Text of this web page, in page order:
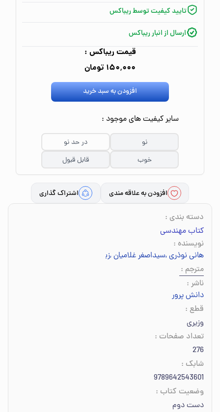
تایید کیفیت توسط ریباکس
ارسال از انبار ریباکس
قیمت ریباکس :
۱۵۰٬۰۰۰ تومان
افزودن به سبد خرید
سایر کیفیت های موجود :
نو
در حد نو
خوب
قابل قبول
افزودن به علاقه مندی اشتراک گذاری
دسته بندی :
کتاب مهندسی
نویسنده :
هانی نوذری,سیداصغر غلامیان,زینب محمودجانلو
مترجم :
ناشر :
دانش پرور
قطع :
وزیری
تعداد صفحات :
276
شابک :
9789642543601
وضعیت کتاب :
دست دوم